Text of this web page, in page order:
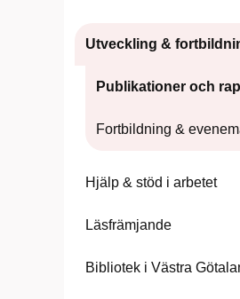
Utveckling &
Publikationer och
Fortbildning &
Hjälp & stöd i arbetet
Läsfrämjande
Bibliotek i Västra